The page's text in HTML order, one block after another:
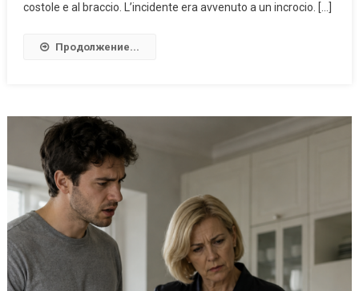
costole e al braccio. L’incidente era avvenuto a un incrocio. […]
Продолжение...